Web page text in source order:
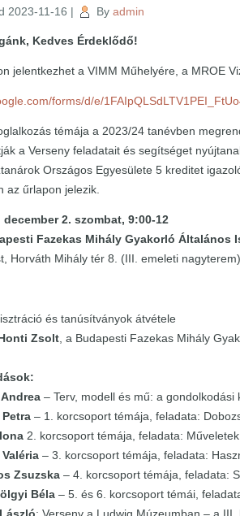
2023-11-16 | By admin
Kedves Érdeklődő!
jelentkezhet a VIMM Műhelyére, a MROE
forms/d/e/
témája a 2023/24 tanévben
a Verseny feladatait és segítséget
Országos Egyesülete 5 kreditet
az űrlapon jelezik.
december 2. szombat, 9:00-12
Fazekas Mihály Gyakorló Általános
Horváth Mihály tér 8. (III. emeleti nagyterem)
és tanúsítványok átvétele
Zsolt, a Budapesti Fazekas Mihály
– Terv, modell és mű: a
– 1. korcsoport témája, feladata:
2. korcsoport témája, feladata:
– 3. korcsoport témája, feladata:
Zsuzska – 4. korcsoport témája, feladata:
Béla – 5. és 6. korcsoport témái,